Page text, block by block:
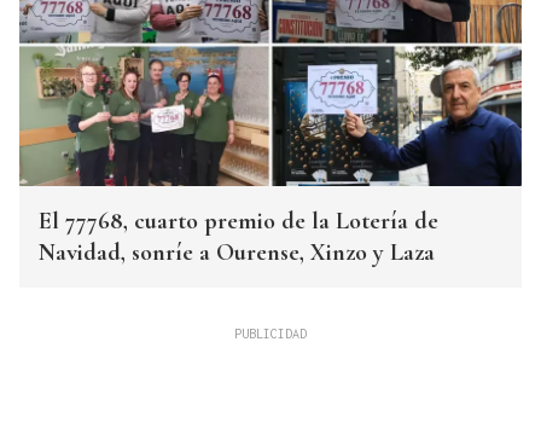
El 77768, cuarto premio de la Lotería de
Navidad, sonríe a Ourense, Xinzo y Laza